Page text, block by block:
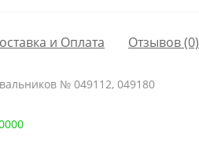
и Оплата Отзывов (0)
№ 049112, 049180